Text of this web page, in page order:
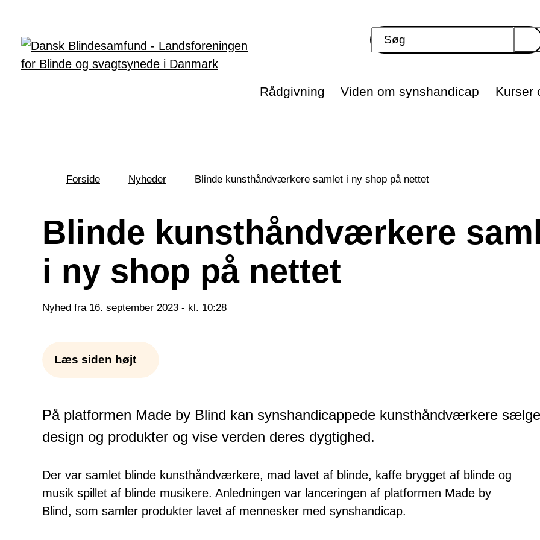
Rådgivning Viden om synshandicap Kurser
her:
Forside Nyheder Blinde kunsthåndværkere samlet i ny shop på nettet
Blinde kunsthåndværkere
i ny shop på nettet
Nyhed fra 16. september 2023 - kl. 10:28
Læs siden højt
På platformen Made by Blind kan synshandicappede kunsthåndværkere
design og produkter og vise verden deres dygtighed.
Der var samlet blinde kunsthåndværkere, mad lavet af blinde, kaffe brygget af blinde og
musik spillet af blinde musikere. Anledningen var lanceringen af platformen Made by
Blind, som samler produkter lavet af mennesker med synshandicap.